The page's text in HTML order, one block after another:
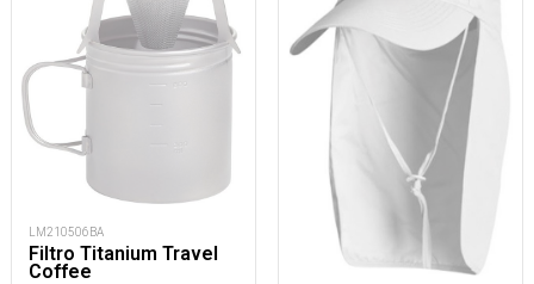
LM210506BA
Filtro Titanium Travel
Coffee